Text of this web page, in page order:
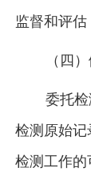
监督和评估
（四
委托
检测原始
检测工作